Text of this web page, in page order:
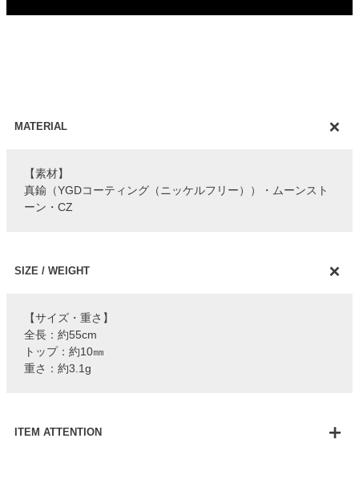
MATERIAL
【素材】
真鍮（YGDコーティング（ニッケルフリー））・ムーンスト
ーン・CZ
SIZE / WEIGHT
【サイズ・重さ】
全長：約55cm
トップ：約10㎜
重さ：約3.1g
ITEM ATTENTION